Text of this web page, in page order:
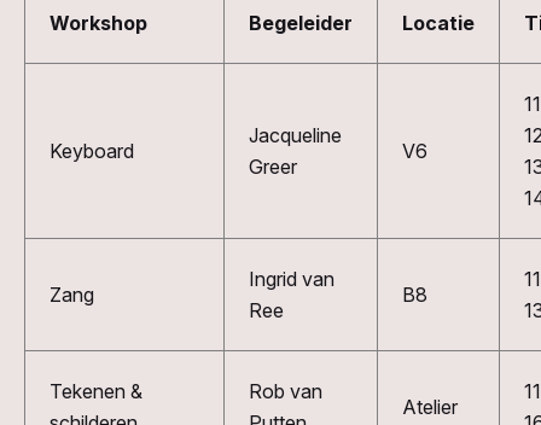
Workshop Begeleider Locatie
Keyboard
Jacqueline
Greer
V6
Zang
Ingrid van
Ree
B8
Tekenen &
Rob van
Atelier